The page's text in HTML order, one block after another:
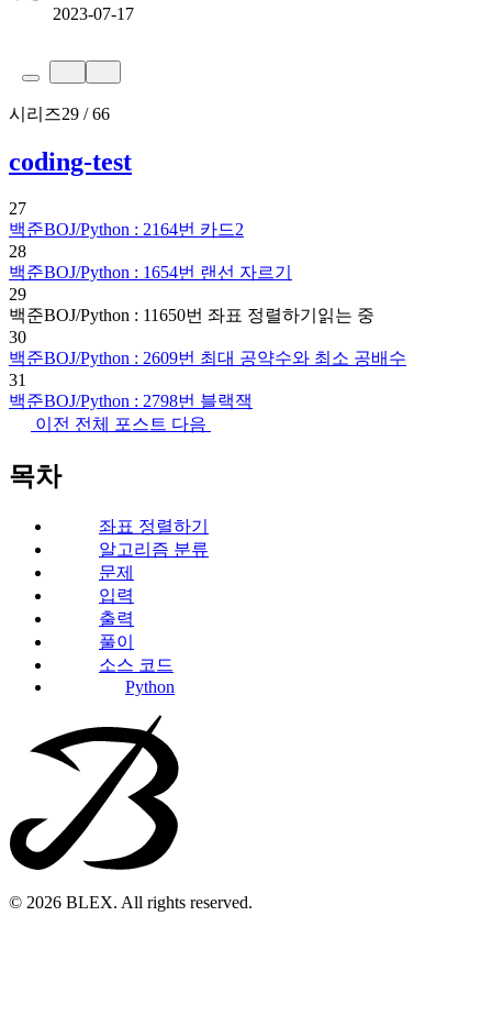
2023-07-17
시리즈29 / 66
coding-test
27
백준BOJ/Python : 2164번 카드2
28
백준BOJ/Python : 1654번 랜선 자르기
29
백준BOJ/Python : 11650번 좌표 정렬하기 읽는 중
30
백준BOJ/Python : 2609번 최대 공약수와 최소 공배수
31
백준BOJ/Python : 2798번 블랙잭
이전 전체 포스트 다음
목차
좌표 정렬하기
알고리즘 분류
문제
입력
출력
풀이
소스 코드
Python
© 2026 BLEX. All rights reserved.